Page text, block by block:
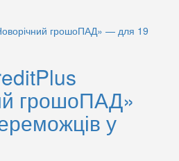
грошоПАД»
у